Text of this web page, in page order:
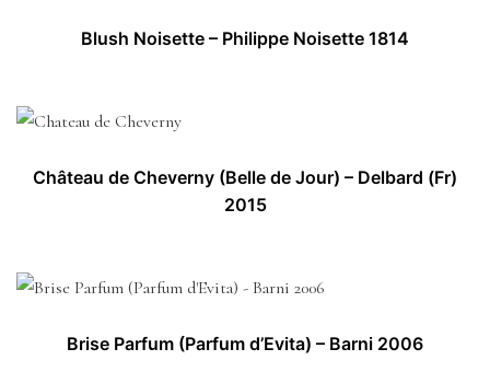
Blush Noisette – Philippe Noisette 1814
Château de Cheverny (Belle de Jour) – Delbard (Fr)
2015
Brise Parfum (Parfum d’Evita) – Barni 2006